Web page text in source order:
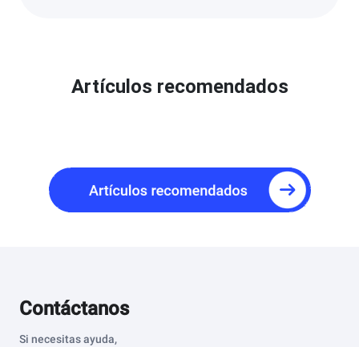
Artículos recomendados
Contáctanos
Si necesitas ayuda,